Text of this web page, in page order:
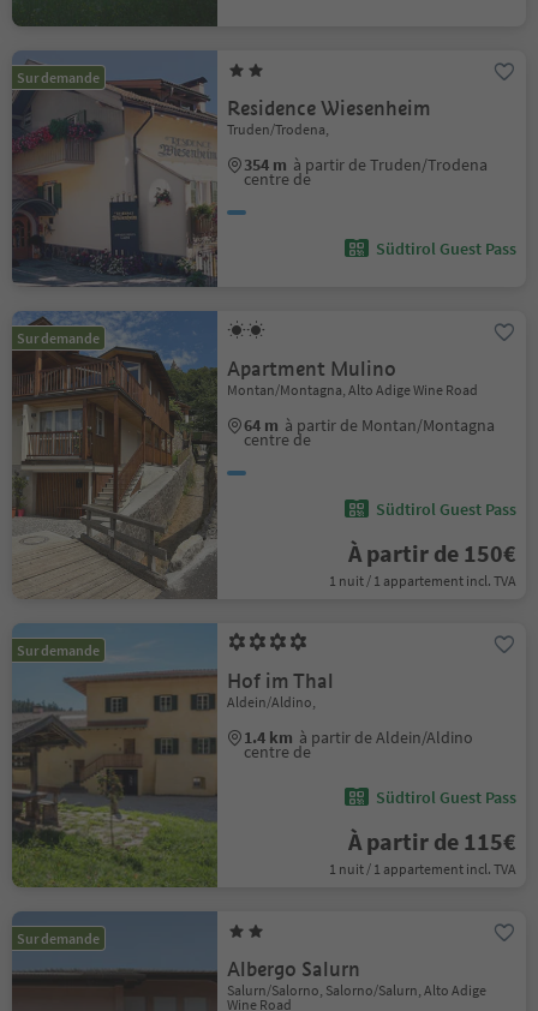
Sur demande
Residence Wiesenheim
Truden/Trodena,
354 m à partir de Truden/Trodena
centre de
Südtirol Guest Pass
Sur demande
Apartment Mulino
Montan/Montagna, Alto Adige Wine Road
64 m à partir de Montan/Montagna
centre de
Südtirol Guest Pass
À partir de 150€
1 nuit / 1 appartement incl. TVA
Sur demande
Hof im Thal
Aldein/Aldino,
1.4 km à partir de Aldein/Aldino
centre de
Südtirol Guest Pass
À partir de 115€
1 nuit / 1 appartement incl. TVA
Sur demande
Albergo Salurn
Salurn/Salorno, Salorno/Salurn, Alto Adige
Wine Road